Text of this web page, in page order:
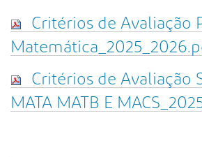
Critérios de Avaliação
Critérios de Avaliação
MATA MATB E